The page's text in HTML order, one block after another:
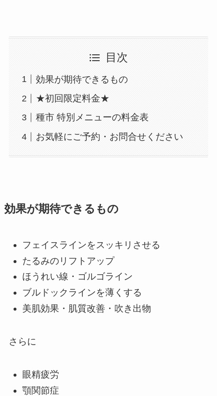
目次
効果が期待できるもの
★初回限定料金★
種市 特別メニューの料金表
お気軽にご予約・お問合せください
効果が期待できるもの
フェイスラインをスッキリさせる
たるみのリフトアップ
ほうれい線・ゴルゴライン
ブルドックラインを薄くする
美肌効果・肌質改善・吹き出物
さらに
眼精疲労
顎関節症